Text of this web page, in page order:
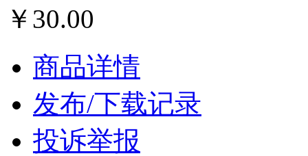
￥30.00
商品详情
发布/下载记录
投诉举报